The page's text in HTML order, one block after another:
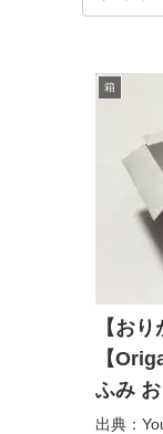
箱
【お
【
ふみ
出典：